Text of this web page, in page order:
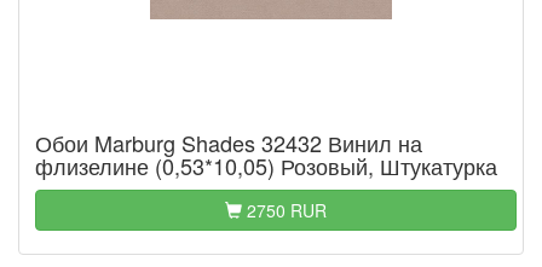
Обои Marburg Shades 32432 Винил на
флизелине (0,53*10,05) Розовый, Штукатурка
2750 RUR